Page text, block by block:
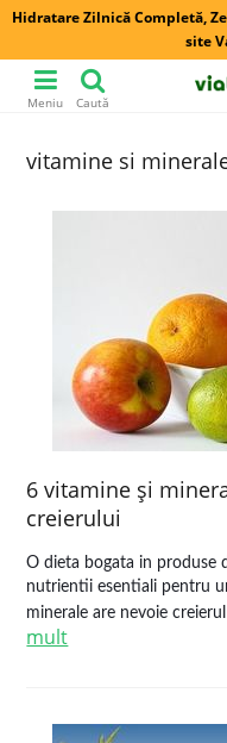
Hidratare Zilnică Completă,
site
Meniu Caută
vitamine si
6 vitamine şi
creierului
O dieta bogata in produse
nutrientii esentiali pentru
minerale are nevoie
mult